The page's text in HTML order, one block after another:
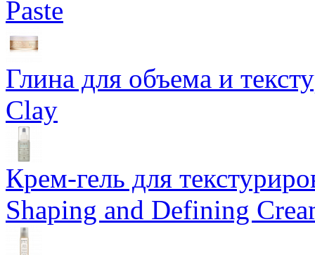
Paste
Глина для объема и
Clay
Крем-гель для
Shaping and Defining